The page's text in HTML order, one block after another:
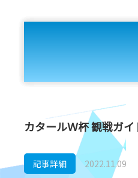
カタールＷ杯 観戦ガ
記事詳細 2022.11.09